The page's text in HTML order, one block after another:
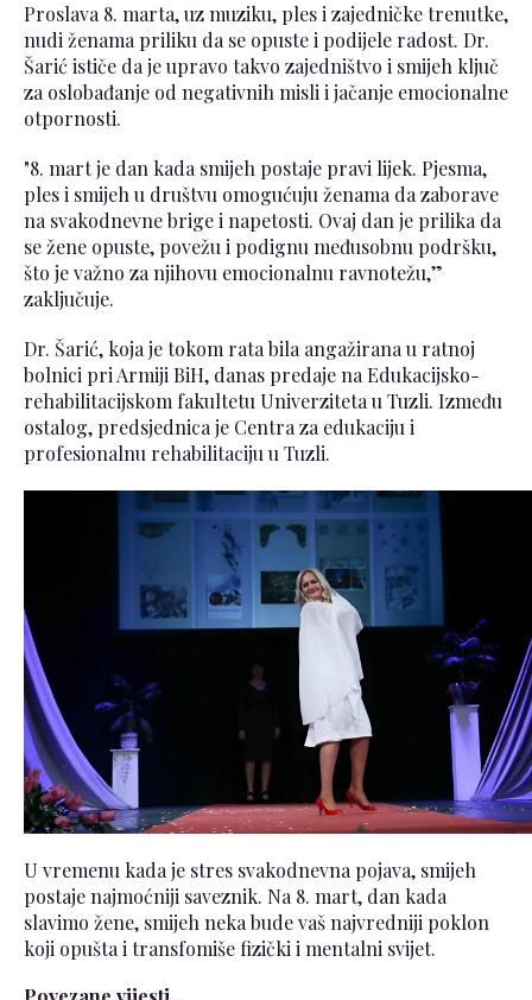
Proslava 8. marta, uz muziku, ples i zajedničke trenutke,
nudi ženama priliku da se opuste i podijele radost. Dr.
Šarić ističe da je upravo takvo zajedništvo i smijeh ključ
za oslobađanje od negativnih misli i jačanje emocionalne
otpornosti.
"8. mart je dan kada smijeh postaje pravi lijek. Pjesma,
ples i smijeh u društvu omogućuju ženama da zaborave
na svakodnevne brige i napetosti. Ovaj dan je prilika da
se žene opuste, povežu i podignu međusobnu podršku,
što je važno za njihovu emocionalnu ravnotežu,”
zaključuje.
Dr. Šarić, koja je tokom rata bila angažirana u ratnoj
bolnici pri Armiji BiH, danas predaje na Edukacijsko-
rehabilitacijskom fakultetu Univerziteta u Tuzli. Između
ostalog, predsjednica je Centra za edukaciju i
profesionalnu rehabilitaciju u Tuzli.
U vremenu kada je stres svakodnevna pojava, smijeh
postaje najmoćniji saveznik. Na 8. mart, dan kada
slavimo žene, smijeh neka bude vaš najvredniji poklon
koji opušta i transfomiše fizički i mentalni svijet.